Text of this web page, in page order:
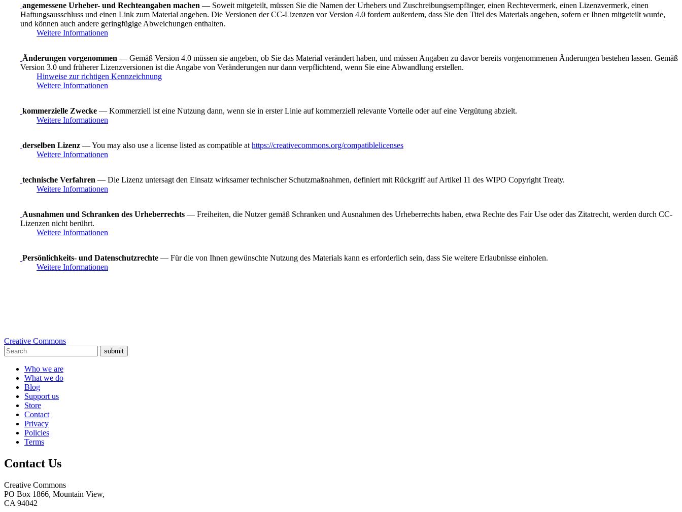
angemessene Urheber- und Rechteangaben machen — Soweit mitgeteilt, müssen Sie die Namen der Urhebers und Zuschreibungsempfänger, einen Rechtevermerk, einen Lizenzvermerk, einen
Haftungsausschluss und einen Link zum Material angeben. Die Versionen der CC-Lizenzen vor Version 4.0 fordern außerdem, dass Sie den Titel des Materials angeben, sofern er Ihnen mitgeteilt wurde,
und können auch andere geringfügige Abweichungen enthalten.
Weitere Informationen
Änderungen vorgenommen — Gemäß Version 4.0 müssen sie angeben, ob Sie das Material verändert haben, und müssen Angaben zu davor bereits vorgenommenen Änderungen bestehen lassen. Gemäß
Version 3.0 und früherer Lizenzversionen ist die Angabe von Veränderungen nur dann verpflichtend, wenn Sie eine Abwandlung erstellen.
Hinweise zur richtigen Kennzeichnung
Weitere Informationen
kommerzielle Zwecke — Kommerziell ist eine Nutzung dann, wenn sie in erster Linie auf kommerziell relevante Vorteile oder auf eine Vergütung abzielt.
Weitere Informationen
derselben Lizenz — You may also use a license listed as compatible at https://creativecommons.org/compatiblelicenses
Weitere Informationen
technische Verfahren — Die Lizenz untersagt den Einsatz wirksamer technischer Schutzmaßnahmen, definiert mit Rückgriff auf Artikel 11 des WIPO Copyright Treaty.
Weitere Informationen
Ausnahmen und Schranken des Urheberrechts — Freiheiten, die Nutzer gemäß Schranken und Ausnahmen des Urheberrechts haben, etwa Rechte des Fair Use oder das Zitatrecht, werden durch CC-
Lizenzen nicht berührt.
Weitere Informationen
Persönlichkeits- und Datenschutzrechte — Für die von Ihnen gewünschte Nutzung des Materials kann es erforderlich sein, dass Sie weitere Erlaubnisse einholen.
Weitere Informationen
Creative Commons
submit
Who we are
What we do
Blog
Support us
Store
Contact
Privacy
Policies
Terms
Contact Us
Creative Commons
PO Box 1866, Mountain View,
CA 94042